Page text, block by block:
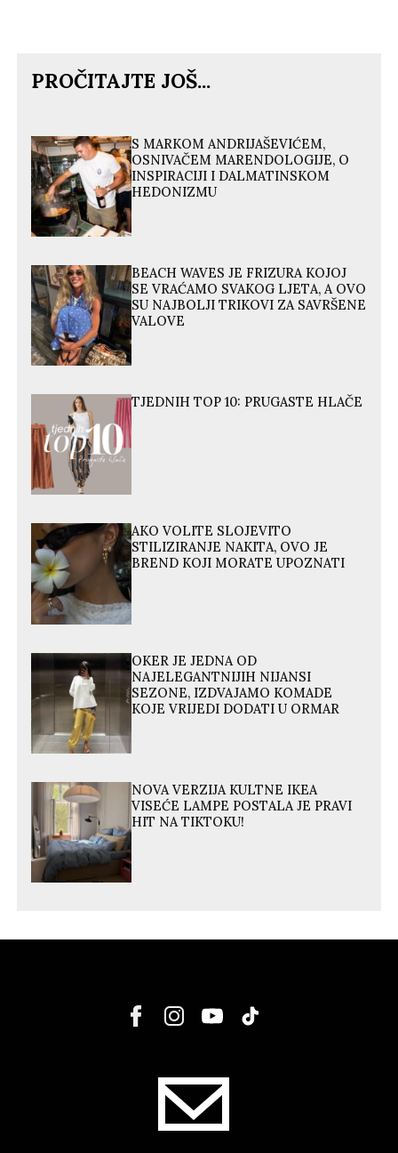
PROČITAJTE JOŠ...
S MARKOM ANDRIJAŠEVIĆEM,
OSNIVAČEM MARENDOLOGIJE, O
INSPIRACIJI I DALMATINSKOM
HEDONIZMU
BEACH WAVES JE FRIZURA KOJOJ
SE VRAĆAMO SVAKOG LJETA, A OVO
SU NAJBOLJI TRIKOVI ZA SAVRŠENE
VALOVE
TJEDNIH TOP 10: PRUGASTE HLAČE
AKO VOLITE SLOJEVITO
STILIZIRANJE NAKITA, OVO JE
BREND KOJI MORATE UPOZNATI
OKER JE JEDNA OD
NAJELEGANTNIJIH NIJANSI
SEZONE, IZDVAJAMO KOMADE
KOJE VRIJEDI DODATI U ORMAR
NOVA VERZIJA KULTNE IKEA
VISEĆE LAMPE POSTALA JE PRAVI
HIT NA TIKTOKU!